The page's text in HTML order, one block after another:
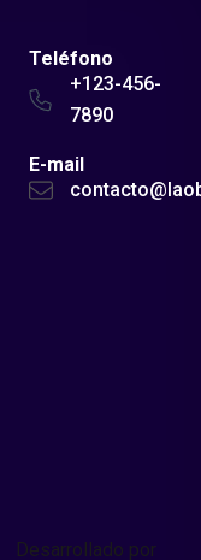
Teléfono
+123-456-
7890
E-mail
Desarrollado por